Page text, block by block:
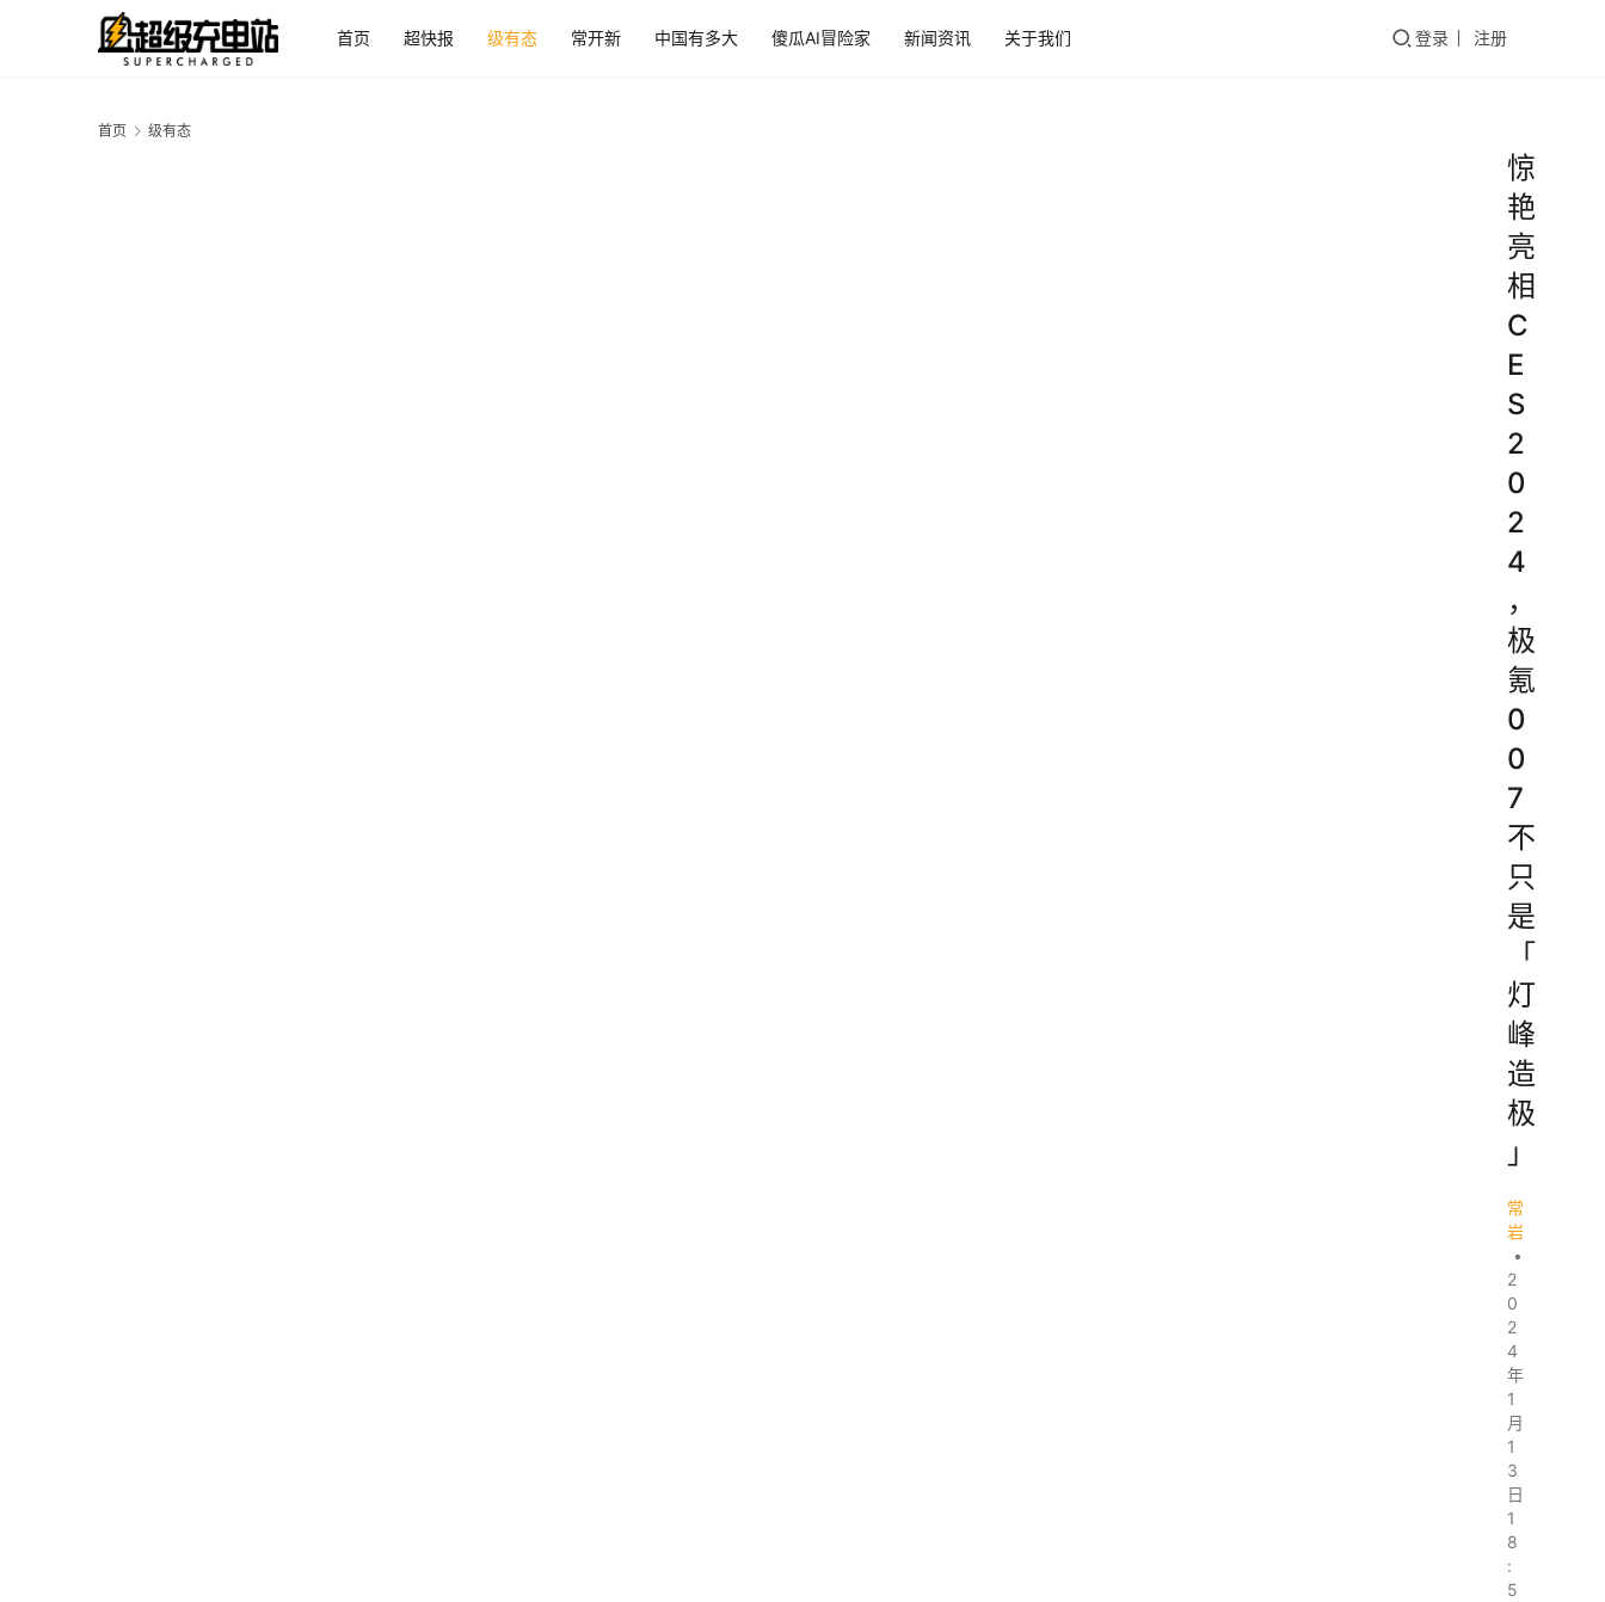
首页 超快报 级有态 常开新 中国有多大 傻瓜AI冒险家 新闻资讯 关于我们 登录 注册
首页 级有态
4
惊
艳
亮
相
C
E
S
2
0
2
4
，
极
氪
0
0
7
不
只
是
「
灯
峰
造
极
」
常
岩
•
2
0
2
4
年
1
月
1
3
日
1
8
:
5